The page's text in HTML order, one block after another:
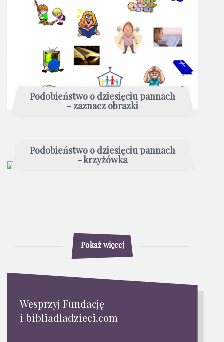
Podobieństwo o dziesięciu pannach
- zaznacz obrazki
Podobieństwo o dziesięciu pannach
- krzyżówka
Pokaż więcej
Wesprzyj Fundację
i bibliadladzieci.com